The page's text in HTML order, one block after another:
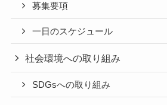
募集要項
一日のスケジュール
社会環境への取り組み
SDGsへの取り組み